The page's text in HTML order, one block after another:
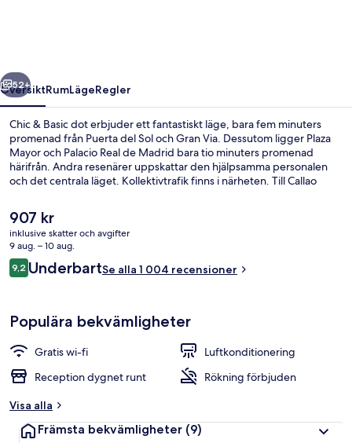
Nästa
52+
ÖversiktRumLägeRegler
Chic & Basic dot erbjuder ett fantastiskt läge, bara fem minuters
promenad från Puerta del Sol och Gran Via. Dessutom ligger Plaza
Mayor och Palacio Real de Madrid bara tio minuters promenad
härifrån. Andra resenärer uppskattar den hjälpsamma personalen
och det centrala läget. Kollektivtrafik finns i närheten. Till Callao
Det
nuvarande
priset
är
907 kr
907 kr
inklusive skatter och avgifter
9 aug. – 10 aug.
Recensioner
9,29,2 av 10,
UnderbartSe alla 1 004 recensioner
Populära bekvämligheter
Gratis wi-fi
Luftkonditionering
Reception dygnet runt
Rökning förbjuden
Visa alla
Främsta bekvämligheter (9)